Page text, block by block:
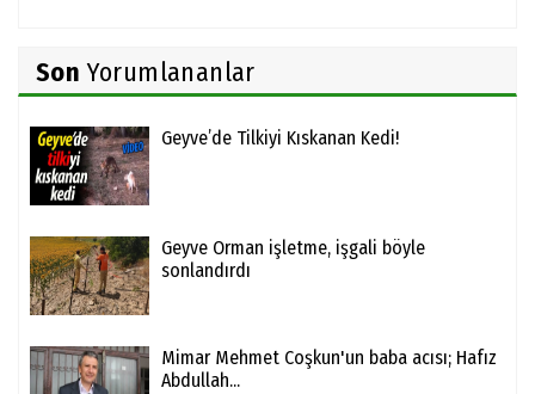
Son Yorumlananlar
Geyve’de Tilkiyi Kıskanan Kedi!
Geyve Orman işletme, işgali böyle
sonlandırdı
Mimar Mehmet Coşkun'un baba acısı; Hafız
Abdullah...